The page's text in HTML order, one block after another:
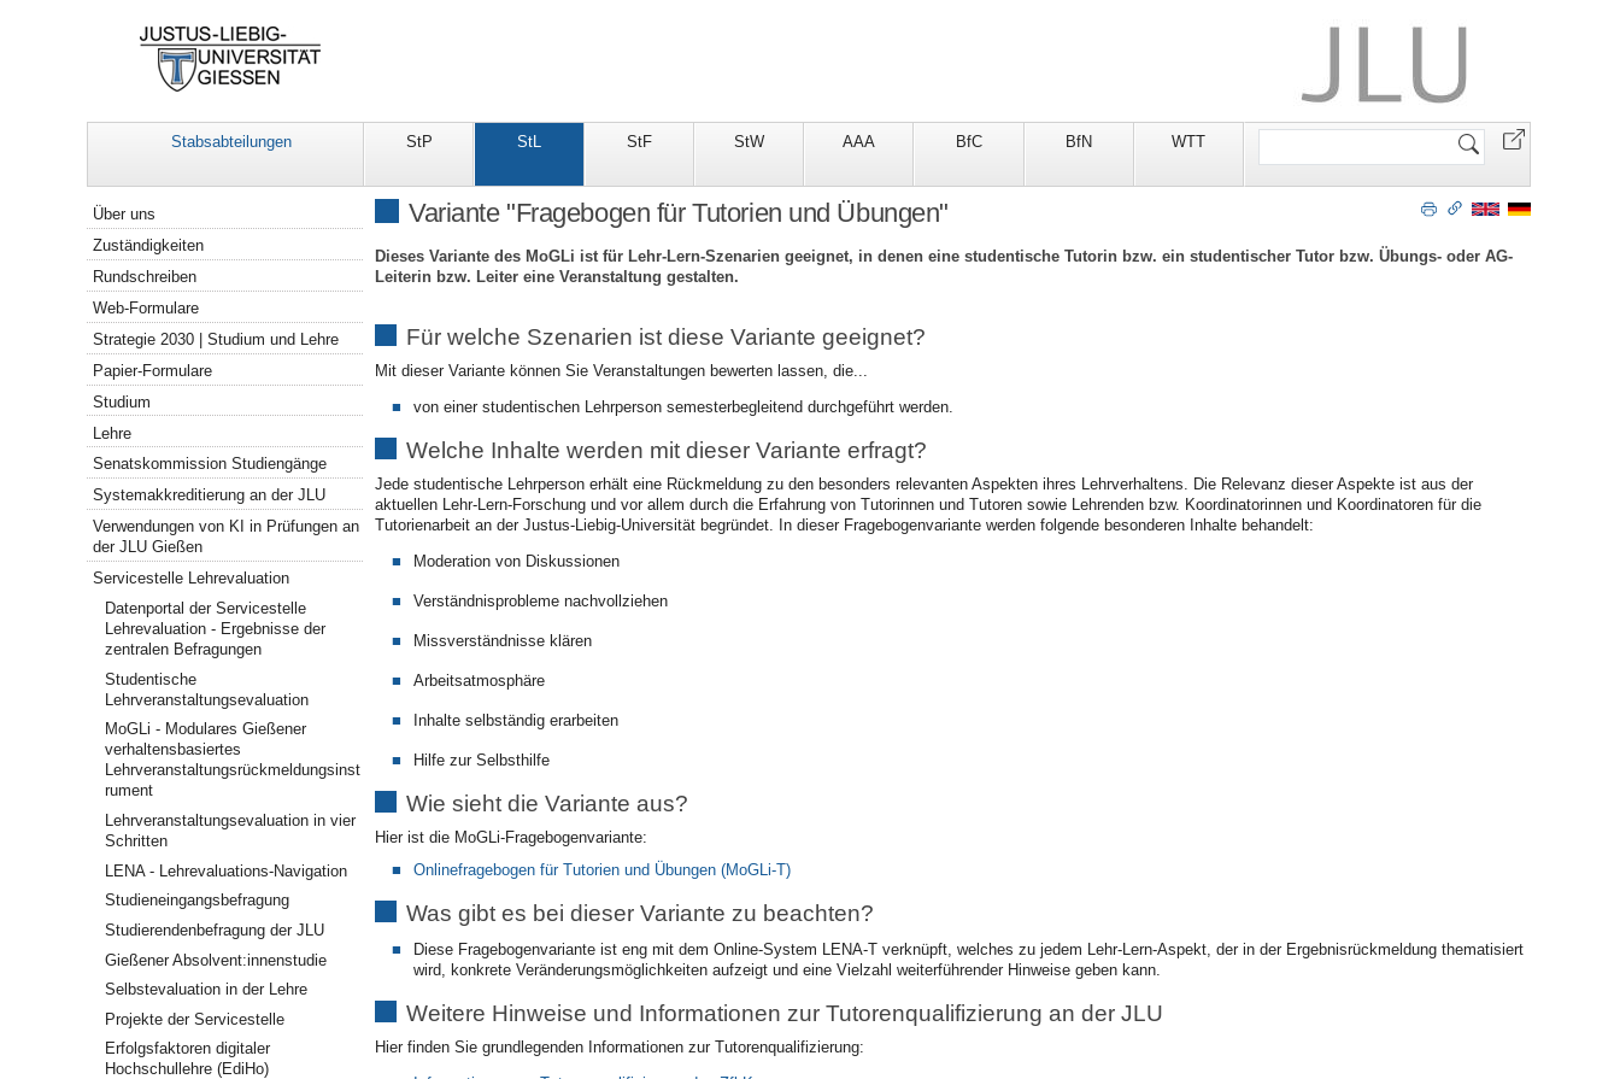
Stabsabteilungen StP StL StF StW AAA BfC BfN WTT
Website
Variante "Fragebogen für Tutorien und Übungen"
Dieses Variante des MoGLi ist für Lehr-Lern-Szenarien geeignet, in denen eine studentische Tutorin bzw. ein studentischer Tutor bzw. Übungs- oder AG-
Leiterin bzw. Leiter eine Veranstaltung gestalten.
Für welche Szenarien ist diese Variante geeignet?
Mit dieser Variante können Sie Veranstaltungen bewerten lassen, die...
von einer studentischen Lehrperson semesterbegleitend durchgeführt werden.
Welche Inhalte werden mit dieser Variante erfragt?
Jede studentische Lehrperson erhält eine Rückmeldung zu den besonders relevanten Aspekten ihres Lehrverhaltens. Die Relevanz dieser Aspekte ist aus der
aktuellen Lehr-Lern-Forschung und vor allem durch die Erfahrung von Tutorinnen und Tutoren sowie Lehrenden bzw. Koordinatorinnen und Koordinatoren für die
Tutorienarbeit an der Justus-Liebig-Universität begründet. In dieser Fragebogenvariante werden folgende besonderen Inhalte behandelt:
Moderation von Diskussionen
Verständnisprobleme nachvollziehen
Missverständnisse klären
Arbeitsatmosphäre
Inhalte selbständig erarbeiten
Hilfe zur Selbsthilfe
Wie sieht die Variante aus?
Hier ist die MoGLi-Fragebogenvariante:
Onlinefragebogen für Tutorien und Übungen (MoGLi-T)
Was gibt es bei dieser Variante zu beachten?
Diese Fragebogenvariante ist eng mit dem Online-System LENA-T verknüpft, welches zu jedem Lehr-Lern-Aspekt, der in der Ergebnisrückmeldung thematisiert
wird, konkrete Veränderungsmöglichkeiten aufzeigt und eine Vielzahl weiterführender Hinweise geben kann.
Weitere Hinweise und Informationen zur Tutorenqualifizierung an der JLU
Hier finden Sie grundlegenden Informationen zur Tutorenqualifizierung:
Navigation
Über uns
Zuständigkeiten
Rundschreiben
Web-Formulare
Strategie 2030 | Studium und Lehre
Papier-Formulare
Studium
Lehre
Senatskommission Studiengänge
Systemakkreditierung an der JLU
Verwendungen von KI in Prüfungen an
der JLU Gießen
Servicestelle Lehrevaluation
Datenportal der Servicestelle
Lehrevaluation - Ergebnisse der
zentralen Befragungen
Studentische
Lehrveranstaltungsevaluation
MoGLi - Modulares Gießener
verhaltensbasiertes
Lehrveranstaltungsrückmeldungsinst
rument
Lehrveranstaltungsevaluation in vier
Schritten
LENA - Lehrevaluations-Navigation
Studieneingangsbefragung
Studierendenbefragung der JLU
Gießener Absolvent:innenstudie
Selbstevaluation in der Lehre
Projekte der Servicestelle
Erfolgsfaktoren digitaler
Hochschullehre (EdiHo)